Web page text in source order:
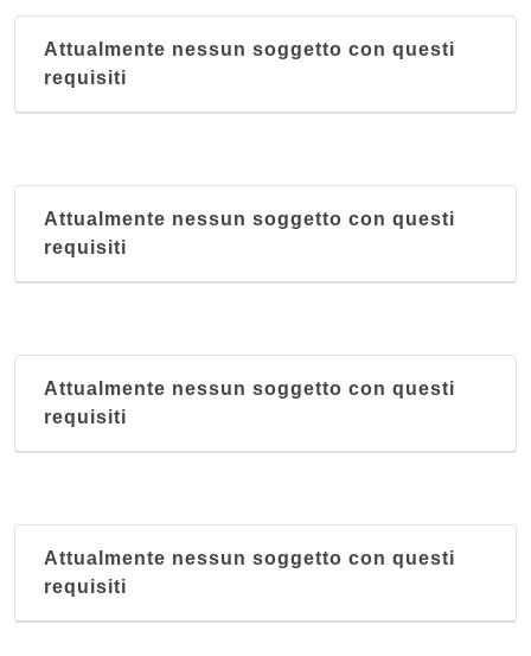
Attualmente nessun soggetto con questi
requisiti
Attualmente nessun soggetto con questi
requisiti
Attualmente nessun soggetto con questi
requisiti
Attualmente nessun soggetto con questi
requisiti